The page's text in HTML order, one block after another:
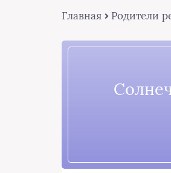
Главная Родители